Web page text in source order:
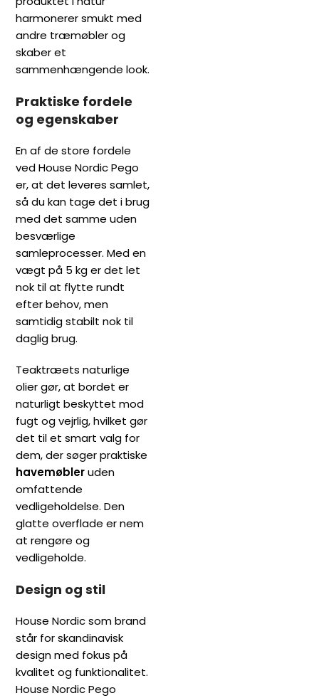
harmonerer smukt med
andre træmøbler og
skaber et
sammenhængende look.
Praktiske fordele
og egenskaber
En af de store fordele
ved House Nordic Pego
er, at det leveres samlet,
så du kan tage det i brug
med det samme uden
besværlige
samleprocesser. Med en
vægt på 5 kg er det let
nok til at flytte rundt
efter behov, men
samtidig stabilt nok til
daglig brug.
Teaktræets naturlige
olier gør, at bordet er
naturligt beskyttet mod
fugt og vejrlig, hvilket gør
det til et smart valg for
dem, der søger praktiske
havemøbleruden
omfattende
vedligeholdelse. Den
glatte overflade er nem
at rengøre og
vedligeholde.
Design og stil
House Nordic som brand
står for skandinavisk
design med fokus på
kvalitet og funktionalitet.
House Nordic Pego